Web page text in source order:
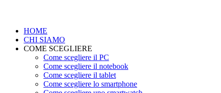
HOME
CHI SIAMO
COME SCEGLIERE
Come scegliere il PC
Come scegliere il notebook
Come scegliere il tablet
Come scegliere lo smartphone